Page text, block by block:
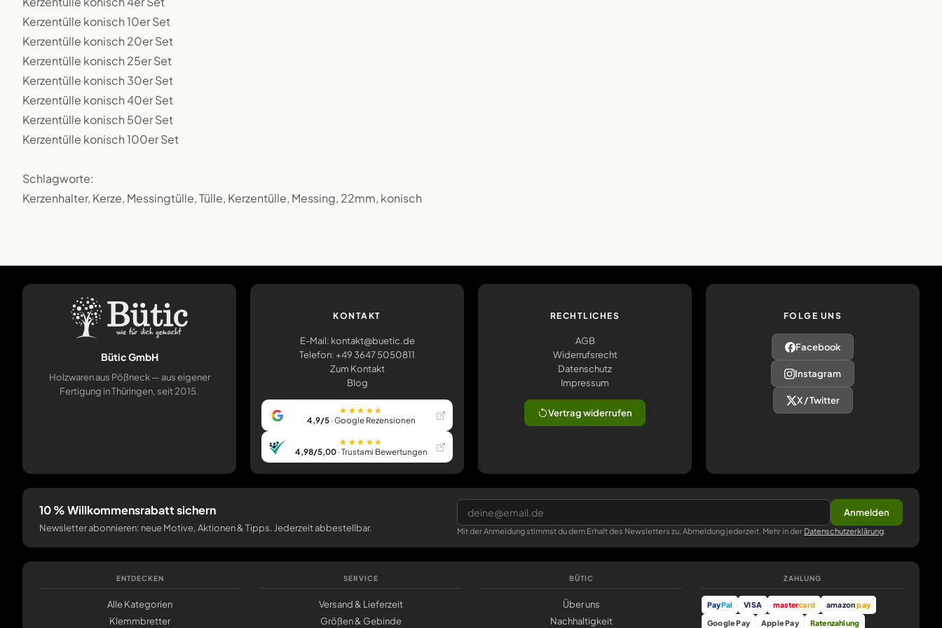
Kerzentülle konisch 10er Set
Kerzentülle konisch 20er Set
Kerzentülle konisch 25er Set
Kerzentülle konisch 30er Set
Kerzentülle konisch 40er Set
Kerzentülle konisch 50er Set
Kerzentülle konisch 100er Set
Schlagworte:
Kerzenhalter, Kerze, Messingtülle, Tülle, Kerzentülle, Messing, 22mm, konisch
Bütic GmbH
Holzwaren aus Pößneck — aus eigener
Fertigung in Thüringen, seit 2015.
KONTAKT
E-Mail: kontakt@buetic.de
Telefon: +49 3647 5050811
Zum Kontakt
Blog
★★★★★
4,9/5 · Google Rezensionen
★★★★★
4,98/5,00 · Trustami Bewertungen
RECHTLICHES
AGB
Widerrufsrecht
Datenschutz
Impressum
Vertrag widerrufen
FOLGE UNS
Facebook
Instagram
X / Twitter
10 % Willkommensrabatt sichern
Newsletter abonnieren: neue Motive, Aktionen & Tipps. Jederzeit abbestellbar.
Anmelden
Mit der Anmeldung stimmst du dem Erhalt des Newsletters zu, Abmeldung jederzeit. Mehr in der Datenschutzerklärung
ENTDECKEN
Alle Kategorien
Klemmbretter
SERVICE
Versand & Lieferzeit
Größen & Gebinde
BÜTIC
Über uns
Nachhaltigkeit
ZAHLUNG
PayPal VISA mastercard amazonpay
Google Pay
Apple Pay Ratenzahlung